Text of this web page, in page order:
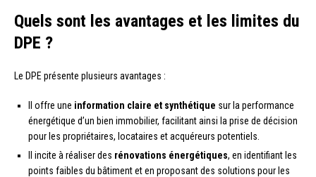
Quels sont les avantages et les limites du
DPE ?
Le DPE présente plusieurs avantages :
Il offre une information claire et synthétique sur la performance
énergétique d’un bien immobilier, facilitant ainsi la prise de décision
pour les propriétaires, locataires et acquéreurs potentiels.
Il incite à réaliser des rénovations énergétiques, en identifiant les
points faibles du bâtiment et en proposant des solutions pour les